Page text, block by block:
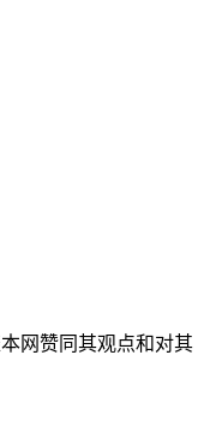
网赞同其观点和对其